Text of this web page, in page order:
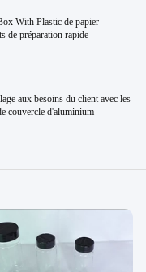
With Plastic de papier
de préparation rapide
aux besoins du client avec les
couvercle d'aluminium